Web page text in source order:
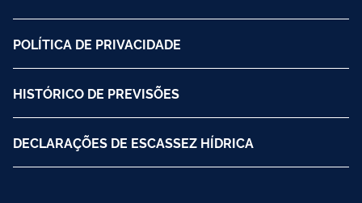
POLÍTICA DE PRIVACIDADE
HISTÓRICO DE PREVISÕES
DECLARAÇÕES DE ESCASSEZ HÍDRICA